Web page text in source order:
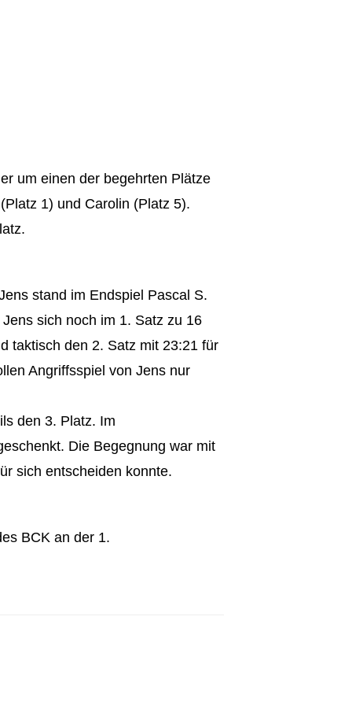
um einen der begehrten Plätze
1) und Carolin (Platz 5).
stand im Endspiel Pascal S.
sich noch im 1. Satz zu 16
taktisch den 2. Satz mit 23:21 für
Angriffsspiel von Jens nur
den 3. Platz. Im
Die Begegnung war mit
sich entscheiden konnte.
BCK an der 1.